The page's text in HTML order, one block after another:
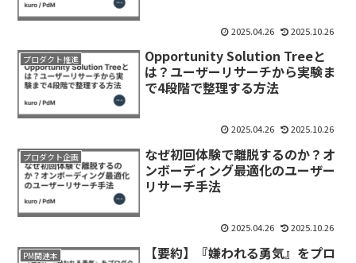
2025.04.26 2025.10.26
プロダクト推進
Opportunity Solution Treeと
は？ユーザーリサーチから実験ま
で4段階で整理する方法
2025.04.26 2025.10.26
プロダクト企画
なぜ初回体験で離脱するのか？オ
ンボーディング最適化のユーザー
リサーチ手法
2025.04.26 2025.10.26
PM関連本
【要約】『嫌われる勇気』をプロ